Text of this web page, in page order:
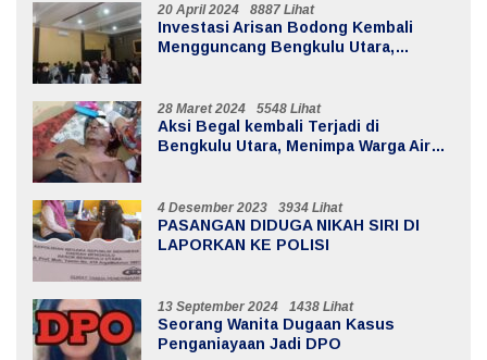
20 April 2024 8887 Lihat
Investasi Arisan Bodong Kembali
Mengguncang Bengkulu Utara,
28 Maret 2024 5548 Lihat
Aksi Begal kembali Terjadi di
Bengkulu Utara, Menimpa Warga Air
4 Desember 2023 3934 Lihat
PASANGAN DIDUGA NIKAH SIRI DI
LAPORKAN KE POLISI
13 September 2024 1438 Lihat
Seorang Wanita Dugaan Kasus
Penganiayaan Jadi DPO